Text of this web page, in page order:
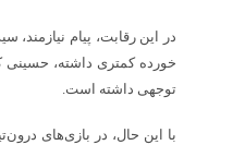
در این رقابت، پیام
خورده کمتری داشته، حسینی
توجهی داشته است.